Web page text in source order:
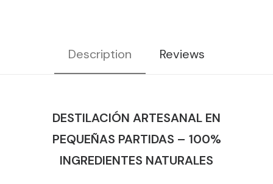
cantidadDescription Reviews
DESTILACIÓN ARTESANAL EN
PEQUEÑAS PARTIDAS – 100%
INGREDIENTES NATURALES